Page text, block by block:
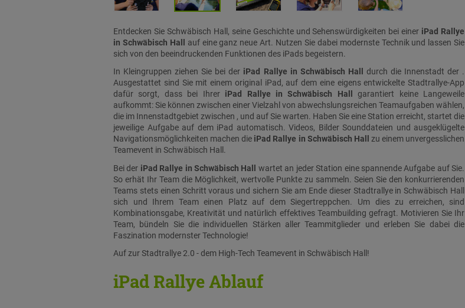
Entdecken Sie Schwäbisch Hall, seine Geschichte und Sehenswürdigkeiten bei einer iPad Rallye
in Schwäbisch Hall
auf eine ganz neue Art. Nutzen Sie dabei modernste Technik und lassen Sie
sich von den beeindruckenden Funktionen des iPads begeistern.
In Kleingruppen ziehen Sie bei der iPad Rallye in Schwäbisch Hall
durch die Innenstadt der .
Ausgestattet sind Sie mit einem original iPad, auf dem eine eigens entwickelte Stadtrallye-App
dafür sorgt, dass bei Ihrer iPad Rallye in Schwäbisch Hall
garantiert keine Langeweile
aufkommt: Sie können zwischen einer Vielzahl von abwechslungsreichen Teamaufgaben wählen,
die im Innenstadtgebiet zwischen , und auf Sie warten. Haben Sie eine Station erreicht, startet die
jeweilige Aufgabe auf dem iPad automatisch. Videos, Bilder Sounddateien und ausgeklügelte
Navigationsmöglichkeiten machen die iPad Rallye in Schwäbisch Hall
zu einem unvergesslichen
Teamevent in Schwäbisch Hall.
Bei der iPad Rallye in Schwäbisch Hall wartet an jeder Station eine spannende Aufgabe auf Sie.
So erhät Ihr Team die Möglichkeit, wertvolle Punkte zu sammeln. Seien Sie den konkurrierenden
Teams stets einen Schritt voraus und sichern Sie am Ende dieser Stadtrallye in Schwäbisch Hall
sich und Ihrem Team einen Platz auf dem Siegertreppchen. Um dies zu erreichen, sind
Kombinationsgabe, Kreativität und natürlich effektives Teambuilding gefragt. Motivieren Sie Ihr
Team, bündeln Sie die individuellen Stärken aller Teammitglieder und erleben Sie dabei die
Faszination modernster Technologie!
Auf zur Stadtrallye 2.0 - dem High-Tech Teamevent in Schwäbisch Hall!
iPad Rallye Ablauf